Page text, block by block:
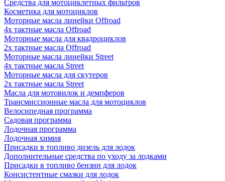
Средства для мотоциклетных фильтров
Косметика для мотоциклов
Моторные масла линейки Offroad
4х тактные масла Offroad
Моторные масла для квадроциклов
2х тактные масла Offroad
Моторные масла линейки Street
4х тактные масла Street
Моторные масла для скутеров
2х тактные масла Street
Масла для мотовилок и демпферов
Трансмиссионные масла для мотоциклов
Велосипедная программа
Садовая программа
Лодочная программа
Лодочная химия
Присадки в топливо дизель для лодок
Дополнительные средства по уходу за лодками
Присадки в топливо бензин для лодок
Консистентные смазки для лодок